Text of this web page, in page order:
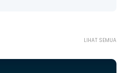
LIHAT SEMUA